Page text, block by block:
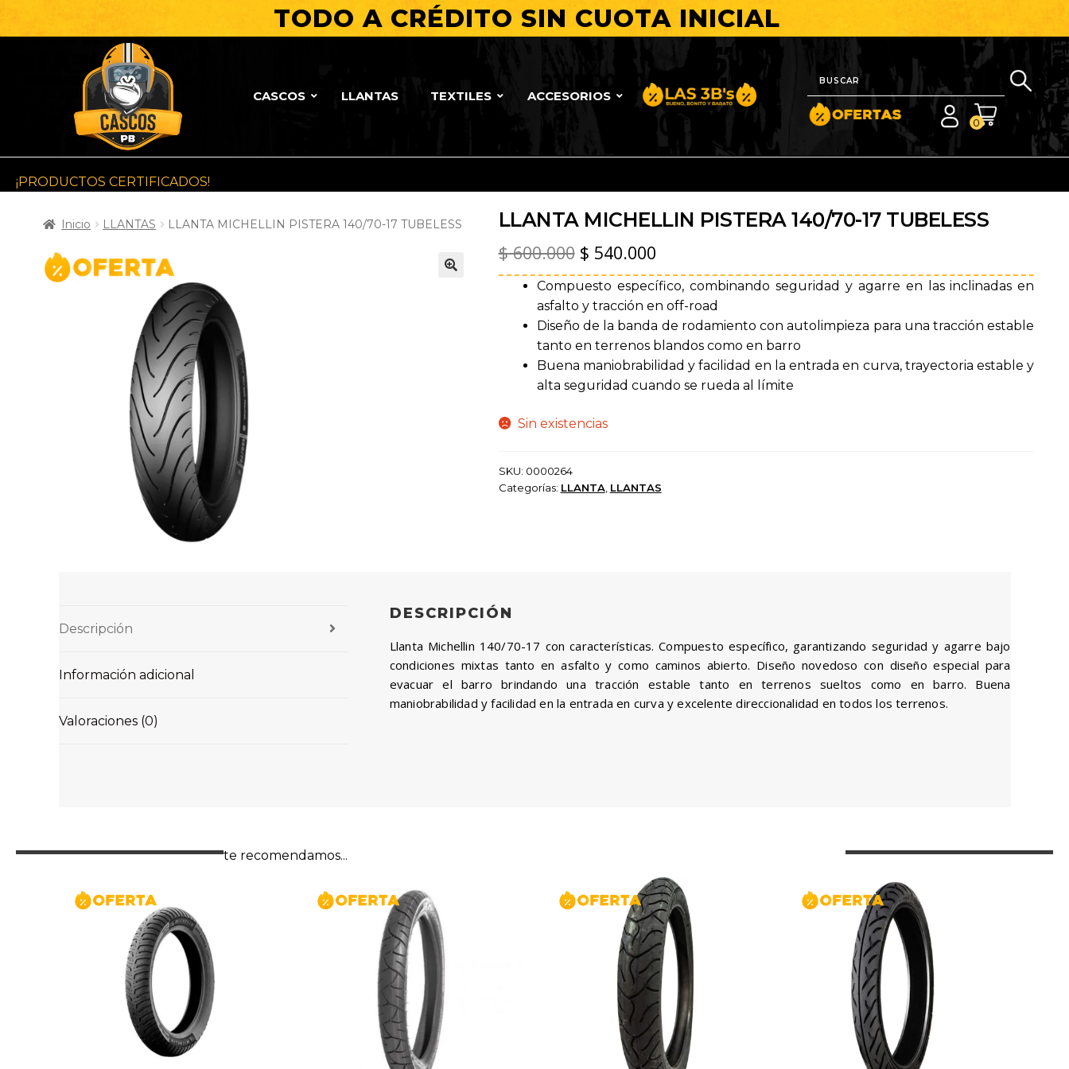
TODO A CRÉDITO SIN CUOTA INICIAL
CASCOS LLANTAS TEXTILES ACCESORIOS Bueno, Bonito y Barato
0
¡PRODUCTOS CERTIFICADOS!
Inicio LLANTAS LLANTA MICHELLIN PISTERA 140/70-17 TUBELESS LLANTA MICHELLIN PISTERA 140/70-17 TUBELESS
$600.000 El
precio
original
era:
$ 600.000.
$ 540.000El
precio
actual
es:
$ 540.000.
Compuesto específico, combinando seguridad y agarre en las inclinadas en
asfalto y tracción en off-road
Diseño de la banda de rodamiento con autolimpieza para una tracción estable
tanto en terrenos blandos como en barro
Buena maniobrabilidad y facilidad en la entrada en curva, trayectoria estable y
alta seguridad cuando se rueda al límite
Sin existencias
SKU: 0000264
Categorías: LLANTA, LLANTAS
Descripción
Información adicional
Valoraciones (0)
DESCRIPCIÓN
Llanta Michellin 140/70-17 con características. Compuesto específico, garantizando seguridad y agarre bajo
condiciones mixtas tanto en asfalto y como caminos abierto. Diseño novedoso con diseño especial para
evacuar el barro brindando una tracción estable tanto en terrenos sueltos como en barro. Buena
maniobrabilidad y facilidad en la entrada en curva y excelente direccionalidad en todos los terrenos.
te recomendamos...